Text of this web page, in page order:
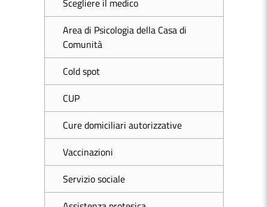
Scegliere il medico
Area di Psicologia della Casa di
Comunità
Cold spot
CUP
Cure domiciliari autorizzative
Vaccinazioni
Servizio sociale